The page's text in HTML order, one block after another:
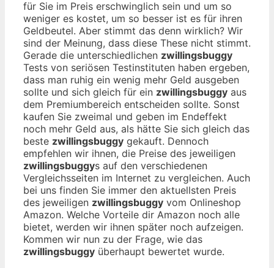
für Sie im Preis erschwinglich sein und um so
weniger es kostet, um so besser ist es für ihren
Geldbeutel. Aber stimmt das denn wirklich? Wir
sind der Meinung, dass diese These nicht stimmt.
Gerade die unterschiedlichen zwillingsbuggy
Tests von seriösen Testinstituten haben ergeben,
dass man ruhig ein wenig mehr Geld ausgeben
sollte und sich gleich für ein zwillingsbuggy aus
dem Premiumbereich entscheiden sollte. Sonst
kaufen Sie zweimal und geben im Endeffekt
noch mehr Geld aus, als hätte Sie sich gleich das
beste zwillingsbuggy gekauft. Dennoch
empfehlen wir ihnen, die Preise des jeweiligen
zwillingsbuggys auf den verschiedenen
Vergleichsseiten im Internet zu vergleichen. Auch
bei uns finden Sie immer den aktuellsten Preis
des jeweiligen zwillingsbuggy vom Onlineshop
Amazon. Welche Vorteile dir Amazon noch alle
bietet, werden wir ihnen später noch aufzeigen.
Kommen wir nun zu der Frage, wie das
zwillingsbuggy überhaupt bewertet wurde.